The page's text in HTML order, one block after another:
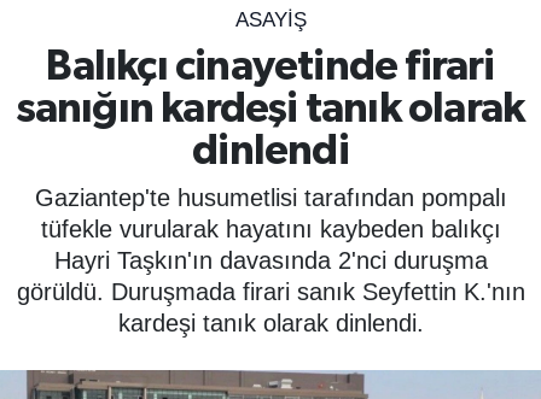
ASAYIŞ
Balıkçı cinayetinde firari
sanığın kardeşi tanık olarak
dinlendi
Gaziantep'te husumetlisi tarafından pompalı
tüfekle vurularak hayatını kaybeden balıkçı
Hayri Taşkın'ın davasında 2'nci duruşma
görüldü. Duruşmada firari sanık Seyfettin K.'nın
kardeşi tanık olarak dinlendi.
ÇEVRE
BİLİM - TEKNOLOJİ
KADIN